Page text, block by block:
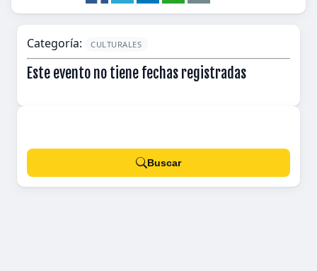
Categoría: CULTURALES
Este evento no tiene fechas registradas
Buscar